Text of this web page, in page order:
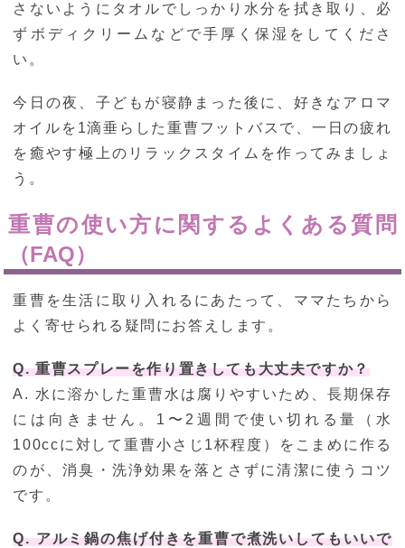
さないようにタオルでしっかり水分を拭き取り、必
ずボディクリームなどで手厚く保湿をしてくださ
い。
今日の夜、子どもが寝静まった後に、好きなアロマ
オイルを1滴垂らした重曹フットバスで、一日の疲れ
を癒やす極上のリラックスタイムを作ってみましょ
う。
重曹の使い方に関するよくある質問
（FAQ）
重曹を生活に取り入れるにあたって、ママたちから
よく寄せられる疑問にお答えします。
Q. 重曹スプレーを作り置きしても大丈夫ですか？
A. 水に溶かした重曹水は腐りやすいため、長期保存
には向きません。1〜2週間で使い切れる量（水
100ccに対して重曹小さじ1杯程度）をこまめに作る
のが、消臭・洗浄効果を落とさずに清潔に使うコツ
です。
Q. アルミ鍋の焦げ付きを重曹で煮洗いしてもいいで